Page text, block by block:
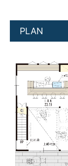
PLAN